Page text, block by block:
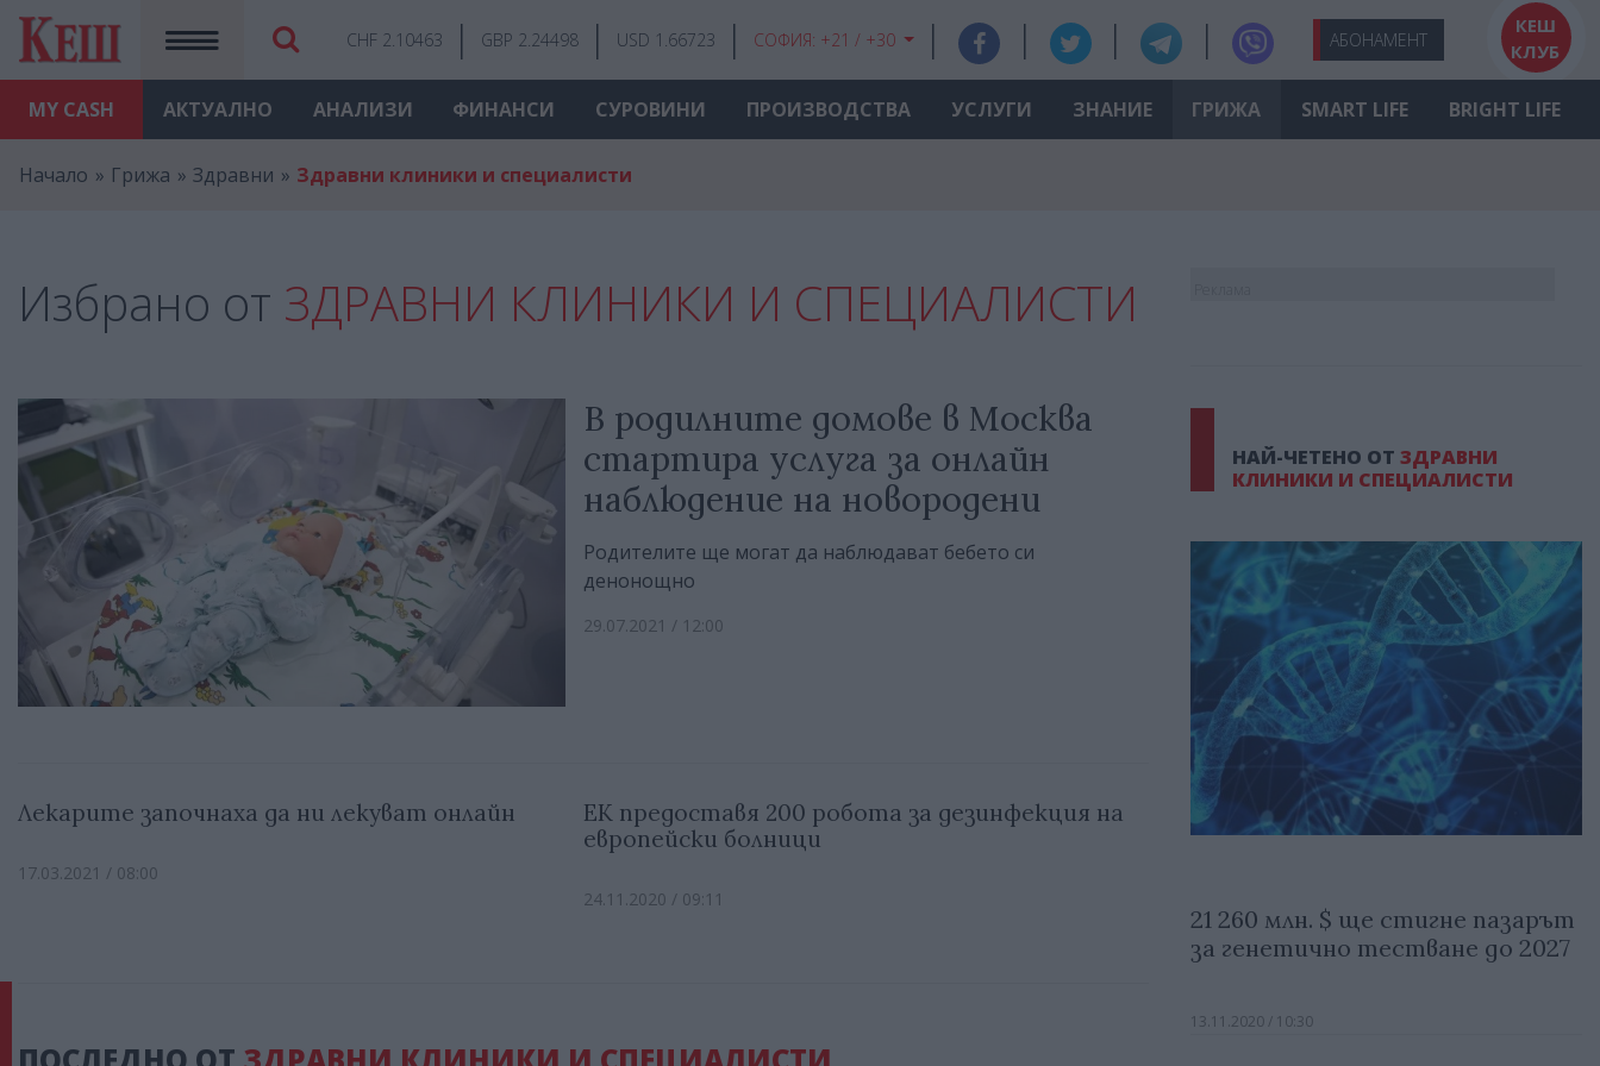
MY CASH
CHF 2.10463 GBP 2.24498 USD 1.66723 СОФИЯ: +21 / +30 АБОНАМЕНТ
КЕШ
КЛУБ
АКТУАЛНО АНАЛИЗИ ФИНАНСИ СУРОВИНИ ПРОИЗВОДСТВА УСЛУГИ ЗНАНИЕ ГРИЖА SMART LIFE BRIGHT LIFE
Начало Грижа Здравни Здравни клиники и специалисти
Избрано от ЗДРАВНИ КЛИНИКИ И СПЕЦИАЛИСТИ
В родилните домове в Москва
стартира услуга за онлайн
наблюдение на новородени
Родителите ще могат да наблюдават бебето си
денонощно
29.07.2021 / 12:00
Лекарите започнаха да ни лекуват онлайн
17.03.2021 / 08:00
ЕК предоставя 200 робота за дезинфекция на
европейски болници
24.11.2020 / 09:11
НАЙ-ЧЕТЕНО ОТ ЗДРАВНИ
КЛИНИКИ И СПЕЦИАЛИСТИ
21 260 млн. $ ще стигне пазарът
за генетично тестване до 2027
13.11.2020 / 10:30